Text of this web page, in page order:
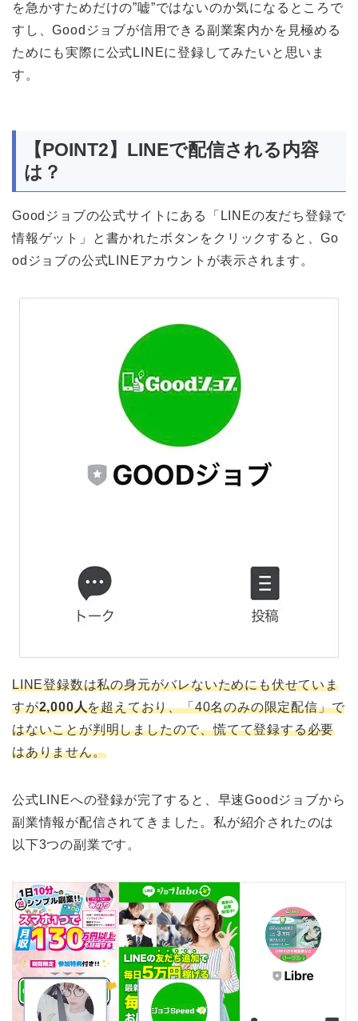
を急かすためだけの”嘘”ではないのか気になるところで
すし、Goodジョブが信用できる副業案内かを見極める
ためにも実際に公式LINEに登録してみたいと思いま
す。
【POINT2】LINEで配信される内容
は？
Goodジョブの公式サイトにある「LINEの友だち登録で
情報ゲット」と書かれたボタンをクリックすると、Go
odジョブの公式LINEアカウントが表示されます。
LINE登録数は私の身元がバレないためにも伏せていま
すが2,000人を超えており、「40名のみの限定配信」で
はないことが判明しましたので、慌てて登録する必要
はありません。
公式LINEへの登録が完了すると、早速Goodジョブから
副業情報が配信されてきました。私が紹介されたのは
以下3つの副業です。